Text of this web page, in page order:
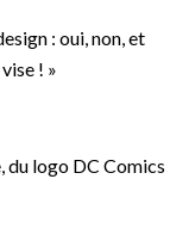
: oui, non, et
! »
logo DC Comics